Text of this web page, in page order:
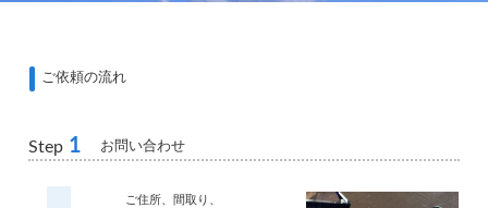
ご依頼の流れ
Step 1 お問い合わせ
ご住所、間取り、